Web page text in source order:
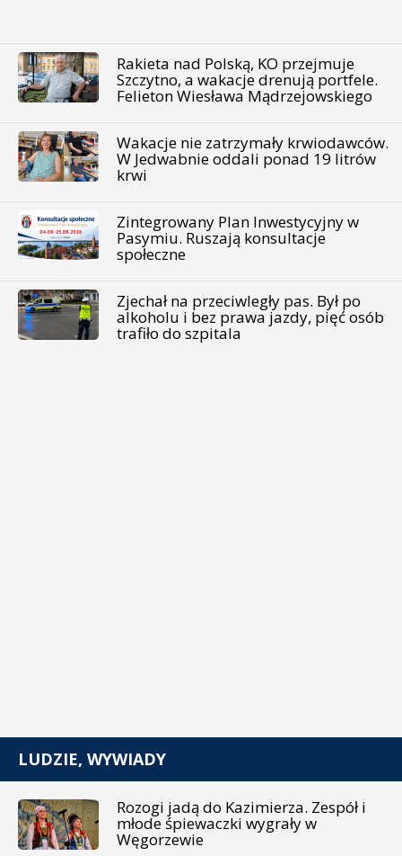
Rakieta nad Polską, KO przejmuje
Szczytno, a wakacje drenują portfele.
Felieton Wiesława Mądrzejowskiego
Wakacje nie zatrzymały krwiodawców.
W Jedwabnie oddali ponad 19 litrów
krwi
Zintegrowany Plan Inwestycyjny w
Pasymiu. Ruszają konsultacje
społeczne
Zjechał na przeciwległy pas. Był po
alkoholu i bez prawa jazdy, pięć osób
trafiło do szpitala
LUDZIE, WYWIADY
Rozogi jadą do Kazimierza. Zespół i
młode śpiewaczki wygrały w
Węgorzewie